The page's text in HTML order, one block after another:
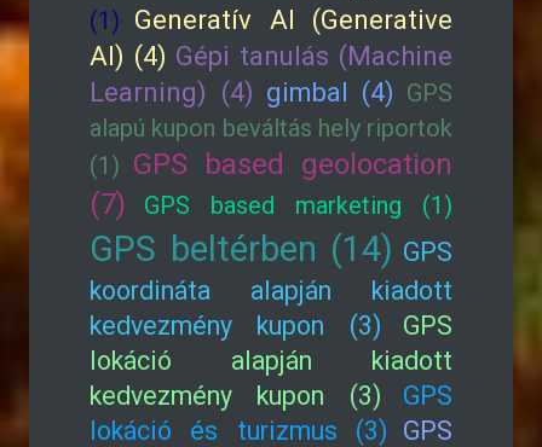
(1) Generatív AI (Generative
AI) (4) Gépi tanulás (Machine
Learning) (4) gimbal (4) GPS
alapú kupon beváltás hely riportok
(1) GPS based geolocation
(7)
GPS based marketing (1)
GPS beltérben (14) GPS
koordináta alapján kiadott
kedvezmény kupon (3)
GPS
lokáció alapján kiadott
kedvezmény kupon (3)
GPS
lokáció és turizmus (3) GPS